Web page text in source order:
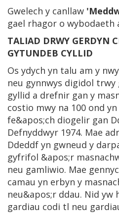
Gwelech y canllaw
gael rhagor o wybodaeth
TALIAD DRWY GERDYN
GYTUNDEB CYLLID
Os ydych yn talu am y
neu gynnwys digidol
gyllid a drefnir gan y
costio mwy na 100 ond
fe&apos;ch diogelir gan
Defnyddwyr 1974. Mae
Ddeddf yn gwneud y
gyfrifol &apos;r
neu gamliwio. Mae
camau yn erbyn y
neu&apos;r ddau. Nid yw
gardiau codi tl neu